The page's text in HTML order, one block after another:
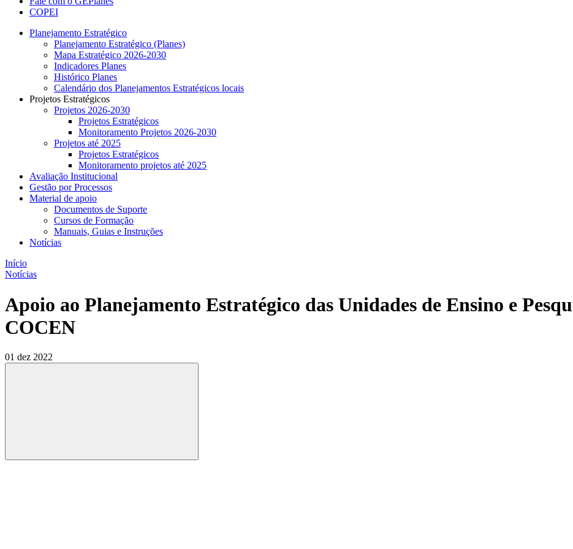
COPEI
Planejamento Estratégico
Planejamento Estratégico (Planes)
Mapa Estratégico 2026-2030
Indicadores Planes
Histórico Planes
Calendário dos Planejamentos Estratégicos locais
Projetos Estratégicos
Projetos 2026-2030
Projetos Estratégicos
Monitoramento Projetos 2026-2030
Projetos até 2025
Projetos Estratégicos
Monitoramento projetos até 2025
Avaliação Institucional
Gestão por Processos
Material de apoio
Documentos de Suporte
Cursos de Formação
Manuais, Guias e Instruções
Notícias
Início
Notícias
Apoio ao Planejamento Estratégico das Unidades de Ensino e
COCEN
01 dez 2022
Compartilhar